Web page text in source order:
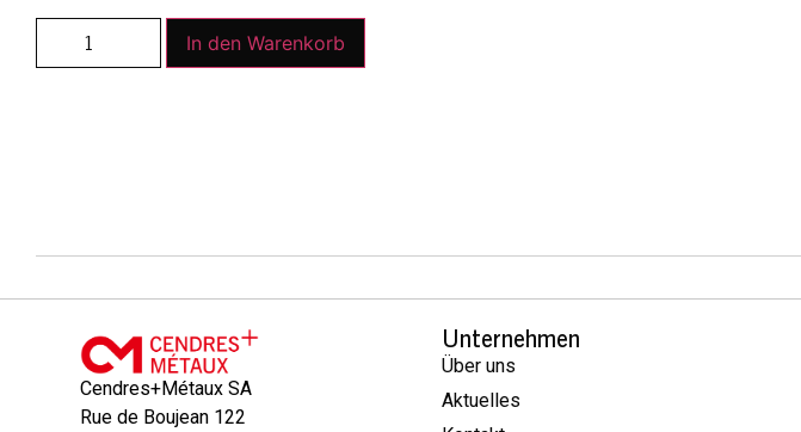
In den Warenkorb
Cendres+Métaux SA
Rue de Boujean 122
Unternehmen
Über uns
Aktuelles